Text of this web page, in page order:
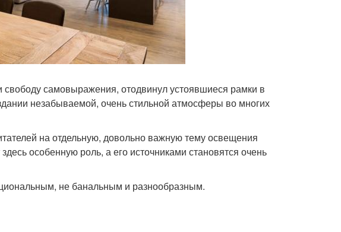
самовыражения, отодвинул устоявшиеся рамки в
незабываемой, очень стильной атмосферы во многих
на отдельную, довольно важную тему освещения
особенную роль, а его источниками становятся очень
не банальным и разнообразным.